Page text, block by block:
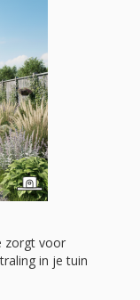
zorgt voor
in je tuin